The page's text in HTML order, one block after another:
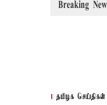
Breaking
தொலைநோக்கு
தமிழக செய்திகள்